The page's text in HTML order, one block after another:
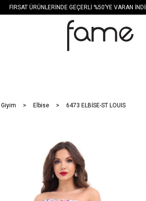
FIRSAT ÜRÜNLERİNDE GEÇERLİ %50’YE VARAN
Elbise 6473 ELBİSE-ST LOUIS